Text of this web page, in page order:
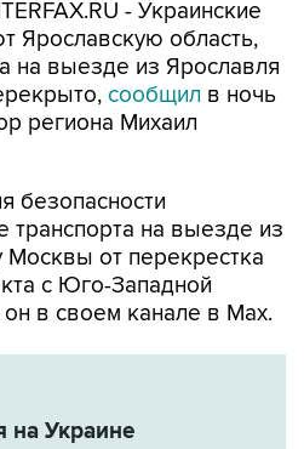
на выезде из Ярославля
сообщилв ночь
региона Михаил
безопасности
от перекрестка
с Юго-Западной
в своем канале в Мах.
Украине